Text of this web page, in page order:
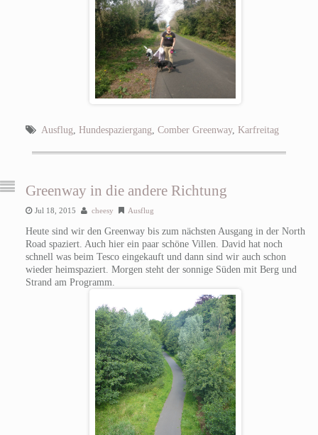
Ausflug, Hundespaziergang, Comber Greenway, Karfreitag
Greenway in die andere Richtung
Jul 18, 2015 cheesy Ausflug
Heute sind wir den Greenway bis zum nächsten Ausgang in der North
Road spaziert. Auch hier ein paar schöne Villen. David hat noch
schnell was beim Tesco eingekauft und dann sind wir auch schon
wieder heimspaziert. Morgen steht der sonnige Süden mit Berg und
Strand am Programm.